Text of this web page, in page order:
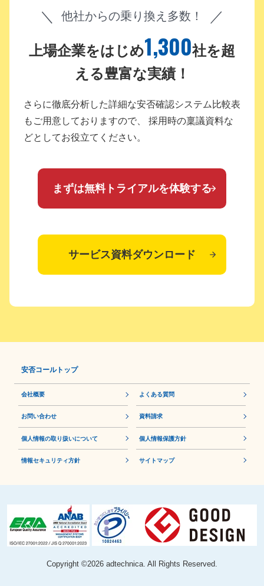
他社からの乗り換え多数！
上場企業をはじめ1,300社を超
える豊富な実績！
さらに徹底分析した詳細な安否確認システム比較表
もご用意しておりますので、
採用時の稟議資料な
どとしてお役立てください。
まずは無料トライアルを体験する
サービス資料ダウンロード
安否コールトップ
会社概要 よくある質問
お問い合わせ 資料請求
個人情報の取り扱いについて 個⼈情報保護⽅針
情報セキュリティ方針 サイトマップ
Copyright ©2026 adtechnica. All Rights Reserved.